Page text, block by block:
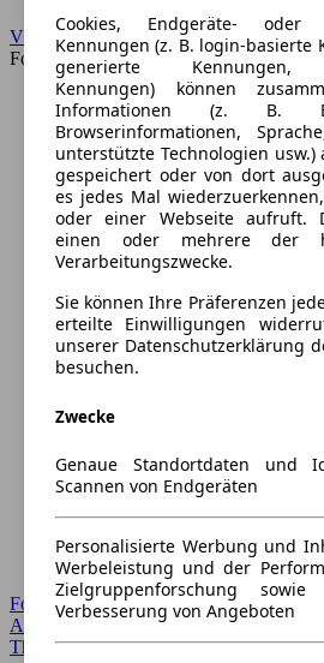
VW
Forum
Forum Startseite
Alle Auto-Foren
Themen-Forum
Cookies, Endgeräte- oder
Kennungen (z. B. login-basierte
generierte Kennungen,
Kennungen) können
Informationen (z. B.
Browserinformationen,
unterstützte Technologien
gespeichert oder von dort
es jedes Mal
oder einer Webseite aufruft.
einen oder mehrere der
Verarbeitungszwecke.
Sie können Ihre Präferenzen
erteilte Einwilligungen
unserer Datenschutzerklärung
besuchen.
Zwecke
Genaue Standortdaten und
Scannen von Endgeräten
Personalisierte Werbung und
Werbeleistung und der
Zielgruppenforschung
Verbesserung von Angeboten